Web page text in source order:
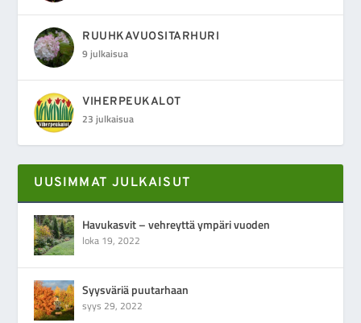
RUUHKAVUOSITARHURI
9 julkaisua
VIHERPEUKALOT
23 julkaisua
UUSIMMAT JULKAISUT
Havukasvit – vehreyttä ympäri vuoden
loka 19, 2022
Syysväriä puutarhaan
syys 29, 2022